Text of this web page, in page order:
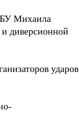
Михаила
диверсионной
ударов